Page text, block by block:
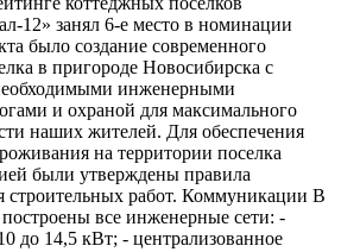
12» занял 6-е место в номинации
было создание современного
в пригороде Новосибирска с
инженерными
и охраной для максимального
наших жителей. Для обеспечения
на территории поселка
были утверждены правила
строительных работ. Коммуникации В
все инженерные сети: -
до 14,5 кВт; - централизованное